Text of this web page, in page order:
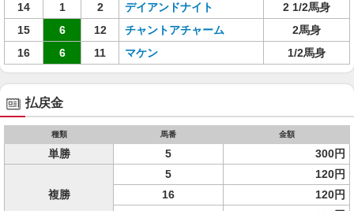
14
1 2 デイアンドナイト
2 1/2馬身
15
6 12 チャントアチャーム
2馬身
16
6 11 マケン 1/2馬身
払戻金
種類 馬番 金額
単勝 5 300円
複勝
5
120円
16
120円